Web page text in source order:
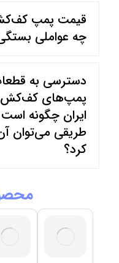
قیمت پمپ
چه عواملی
دسترسی به
پمپ‌های کف‌کش
ایران چگونه
طریقی می‌توان
کرد؟